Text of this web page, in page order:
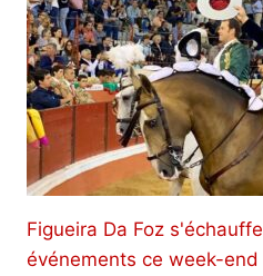
Figueira Da Foz
événements ce week-end